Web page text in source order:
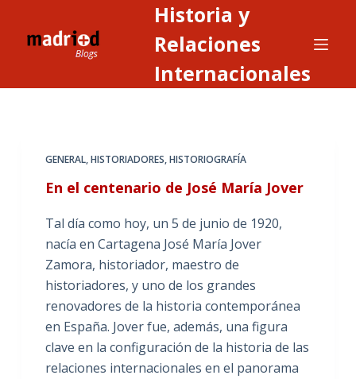
Historia y
Relaciones
Internacionales
GENERAL,HISTORIADORES,HISTORIOGRAFÍA
En el centenario de José María Jover
Tal día como hoy, un 5 de junio de 1920,
nacía en Cartagena José María Jover
Zamora, historiador, maestro de
historiadores, y uno de los grandes
renovadores de la historia contemporánea
en España. Jover fue, además, una figura
clave en la configuración de la historia de las
relaciones internacionales en el panorama